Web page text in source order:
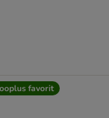
favorit